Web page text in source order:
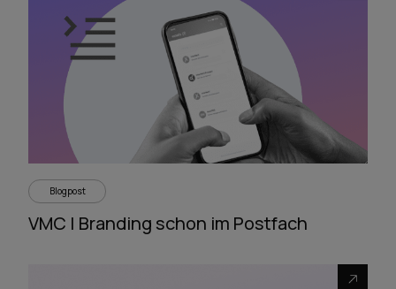
Blogpost
VMC | Branding schon im Postfach